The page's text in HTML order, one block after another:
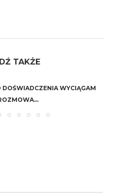
TAKŻE
DOŚWIADCZENIA WYCIĄGAM